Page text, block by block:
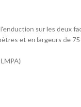
sur les deux
et en largeurs de